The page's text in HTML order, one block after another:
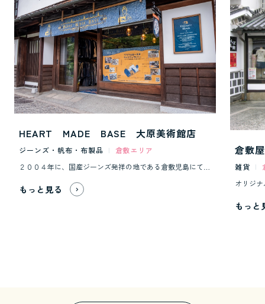
HEART MADE BASE 大原美術館店
ジーンズ・帆布・布製品 | 倉敷エリア
もっと見る
倉敷
雑貨 |
もっと